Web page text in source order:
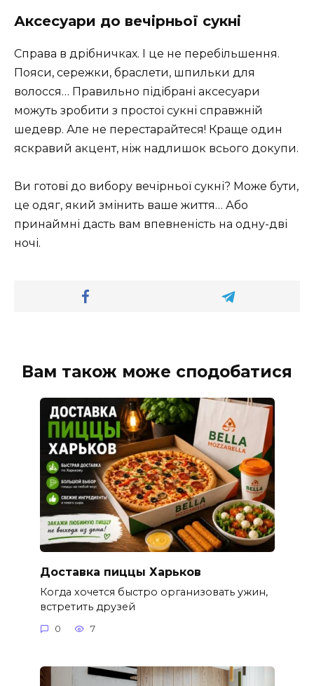
Аксесуари до вечірньої сукні
Справа в дрібничках. І це не перебільшення.
Пояси, сережки, браслети, шпильки для
волосся… Правильно підібрані аксесуари
можуть зробити з простої сукні справжній
шедевр. Але не перестарайтеся! Краще один
яскравий акцент, ніж надлишок всього докупи.
Ви готові до вибору вечірньої сукні? Може бути,
це одяг, який змінить ваше життя… Або
принаймні дасть вам впевненість на одну-дві
ночі.
Вам також може сподобатися
Доставка пиццы Харьков
Когда хочется быстро организовать ужин,
встретить друзей
0 7